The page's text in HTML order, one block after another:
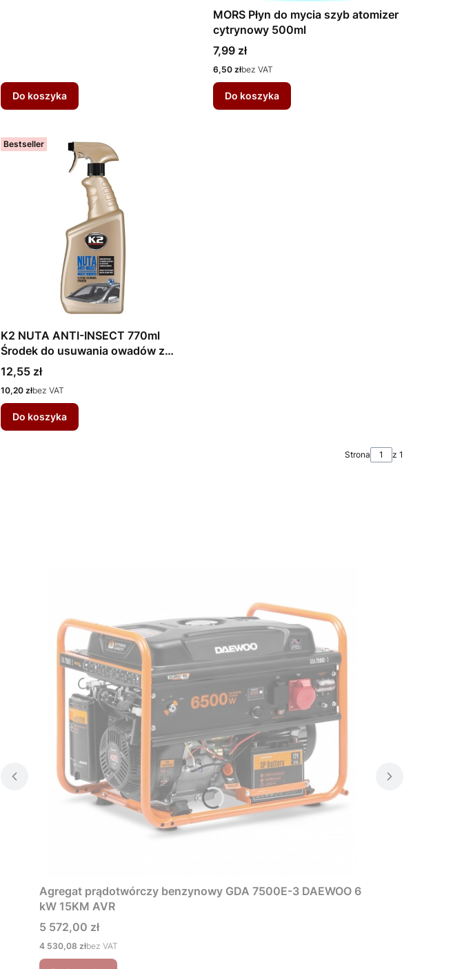
Do koszyka
MORS Płyn do mycia szyb atomizer
cytrynowy 500ml
Cena
7,99 zł
Cena
6,50 złbez VAT
Do koszyka
Bestseller
K2 NUTA ANTI-INSECT 770ml
Środek do usuwania owadów z
szyb i karoserii
Cena
12,55 zł
Cena
10,20 złbez VAT
Do koszyka
Strona z 1
Agregat prądotwórczy benzynowy GDA 7500E-3 DAEWOO 6
kW 15KM AVR
Cena
5 572,00 zł
Cena
4 530,08 złbez VAT